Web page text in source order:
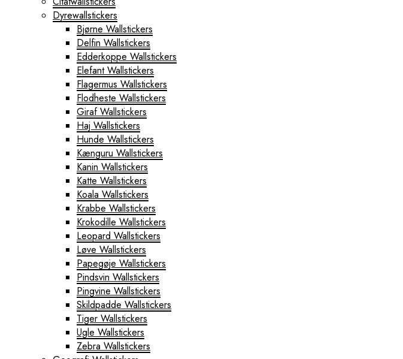
Zebra Plakater
Gamerplakater
Geografi Plakater
Byplakater
Aabenraa Plakater
Aalborg Plakater
Aarhus Plakater
Albertslund Plakater
Ballerup Plakater
Birkerød Plakater
Brande Plakater
Brønderslev Plakater
Esbjerg Plakater
Farum Plakater
Fredericia Plakater
Frederiksberg Plakater
Frederikshavn Plakater
Frederikssund Plakater
Grindsted Plakater
Haderslev Plakater
Haslev Plakater
Helsinge Plakater
Helsingør Plakater
Herning Plakater
Hillerød Plakater
Hinnerup Plakater
Dyrewallstickers
Bjørne Wallstickers
Delfin Wallstickers
Edderkoppe Wallstickers
Elefant Wallstickers
Flagermus Wallstickers
Flodheste Wallstickers
Giraf Wallstickers
Haj Wallstickers
Hunde Wallstickers
Kænguru Wallstickers
Kanin Wallstickers
Katte Wallstickers
Koala Wallstickers
Krabbe Wallstickers
Krokodille Wallstickers
Leopard Wallstickers
Løve Wallstickers
Papegøje Wallstickers
Pindsvin Wallstickers
Pingvine Wallstickers
Skildpadde Wallstickers
Tiger Wallstickers
Ugle Wallstickers
Zebra Wallstickers